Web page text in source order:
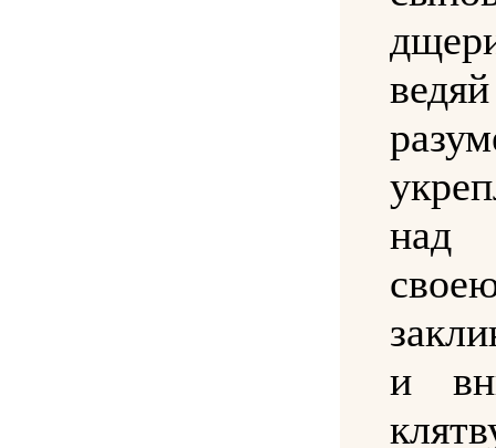
над
и